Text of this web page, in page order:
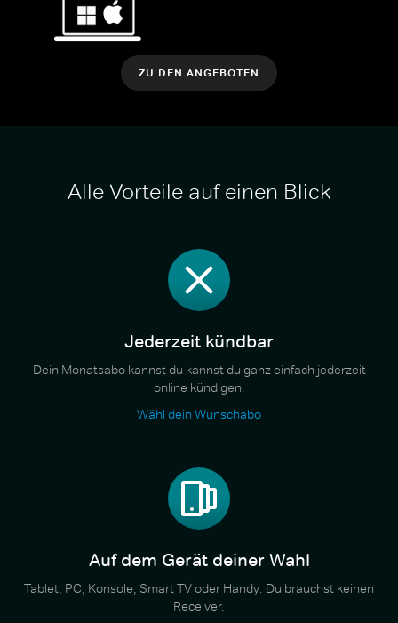
ZU DEN ANGEBOTEN
Alle Vorteile auf einen Blick
Jederzeit kündbar
Dein Monatsabo kannst du kannst du ganz einfach jederzeit
online kündigen.
Wähl dein Wunschabo
Auf dem Gerät deiner Wahl
Tablet, PC, Konsole, Smart TV oder Handy. Du brauchst keinen
Receiver.